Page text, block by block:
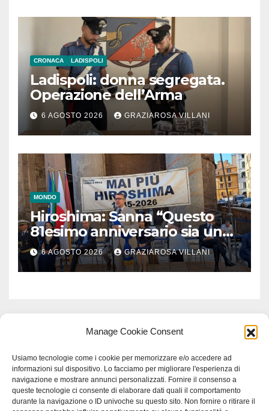
Manage Cookie Consent
Usiamo tecnologie come i cookie per memorizzare e/o accedere ad
informazioni sul dispositivo. Lo facciamo per migliorare l'esperienza di
navigazione e mostrare annunci personalizzati. Fornire il consenso a
queste tecnologie ci consente di elaborare dati quali il comportamento
durante la navigazione o ID univoche su questo sito. Non fornire o ritirare il
CRONACA LADISPOLI
Ladispoli: donna segregata.
Operazione dell’Arma
6 AGOSTO 2026 GRAZIAROSA VILLANI
MONDO
Hiroshima: Sanna “Questo
81esimo anniversario sia un
monito per tutti”
6 AGOSTO 2026 GRAZIAROSA VILLANI